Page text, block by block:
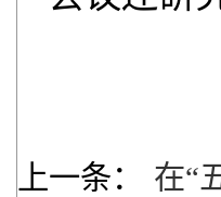
上一条：
在“